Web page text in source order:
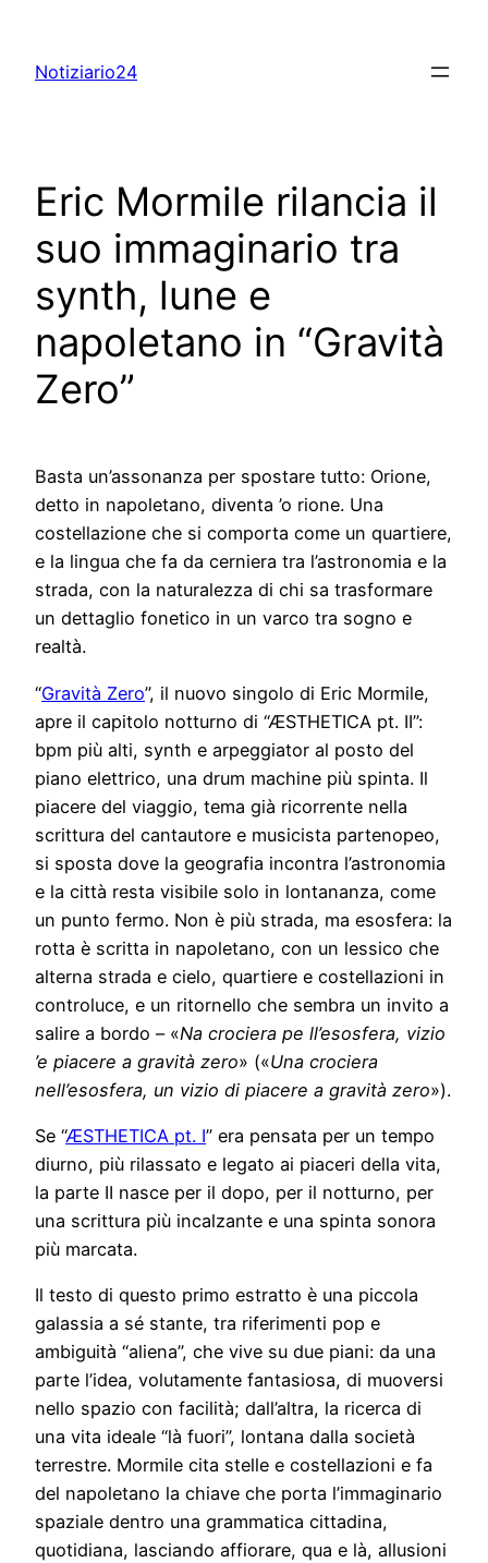
content
Notiziario24
Eric Mormile rilancia il
suo immaginario tra
synth, lune e
napoletano in “Gravità
Zero”
Basta un’assonanza per spostare tutto: Orione,
detto in napoletano, diventa ’o rione. Una
costellazione che si comporta come un quartiere,
e la lingua che fa da cerniera tra l’astronomia e la
strada, con la naturalezza di chi sa trasformare
un dettaglio fonetico in un varco tra sogno e
realtà.
“Gravità Zero”, il nuovo singolo di Eric Mormile,
apre il capitolo notturno di “ÆSTHETICA pt. II”:
bpm più alti, synth e arpeggiator al posto del
piano elettrico, una drum machine più spinta. Il
piacere del viaggio, tema già ricorrente nella
scrittura del cantautore e musicista partenopeo,
si sposta dove la geografia incontra l’astronomia
e la città resta visibile solo in lontananza, come
un punto fermo. Non è più strada, ma esosfera: la
rotta è scritta in napoletano, con un lessico che
alterna strada e cielo, quartiere e costellazioni in
controluce, e un ritornello che sembra un invito a
salire a bordo – «Na crociera pe ll’esosfera, vizio
’e piacere a gravità zero» («Una crociera
nell’esosfera, un vizio di piacere a gravità zero»).
Se “ÆSTHETICA pt. I” era pensata per un tempo
diurno, più rilassato e legato ai piaceri della vita,
la parte II nasce per il dopo, per il notturno, per
una scrittura più incalzante e una spinta sonora
più marcata.
Il testo di questo primo estratto è una piccola
galassia a sé stante, tra riferimenti pop e
ambiguità “aliena”, che vive su due piani: da una
parte l’idea, volutamente fantasiosa, di muoversi
nello spazio con facilità; dall’altra, la ricerca di
una vita ideale “là fuori”, lontana dalla società
terrestre. Mormile cita stelle e costellazioni e fa
del napoletano la chiave che porta l’immaginario
spaziale dentro una grammatica cittadina,
quotidiana, lasciando affiorare, qua e là, allusioni